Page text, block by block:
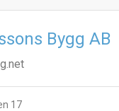
Bygg AB
17